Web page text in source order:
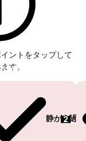
ントをタップして
す。
静かに過
2
がとうございます